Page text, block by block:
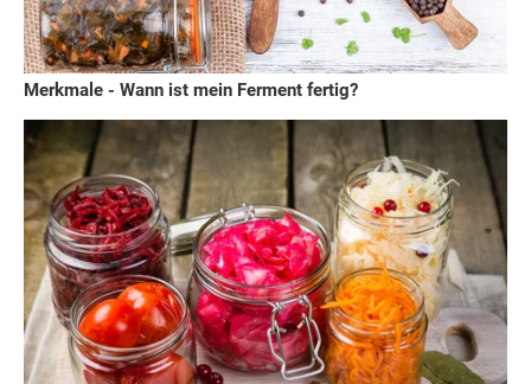
Merkmale - Wann ist mein Ferment fertig?